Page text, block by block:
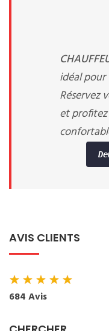
idéal pour
Réservez
et
AVIS CLIENTS
★★★★★
684 Avis